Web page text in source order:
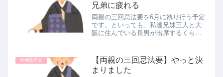
兄弟に疲れる
両親の三回忌法要を6月に執り行う予定
です。といっても、私達兄妹三人と大
阪に住んでいる長男が出席するくらい
あえず、お寺さんに日程を連絡する
と、家でも寺でもどっちでもいいよと
言...
双極性障害
【両親の三回忌法要】やっと決
まりました